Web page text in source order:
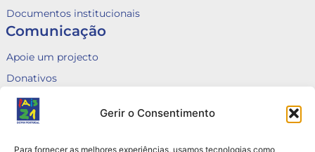
Gerir o Consentimento
Para fornecer as melhores experiências, usamos tecnologias como
Documentos institucionais
Comunicação
Apoie um projecto
Donativos
Fale connosco
Voluntariado